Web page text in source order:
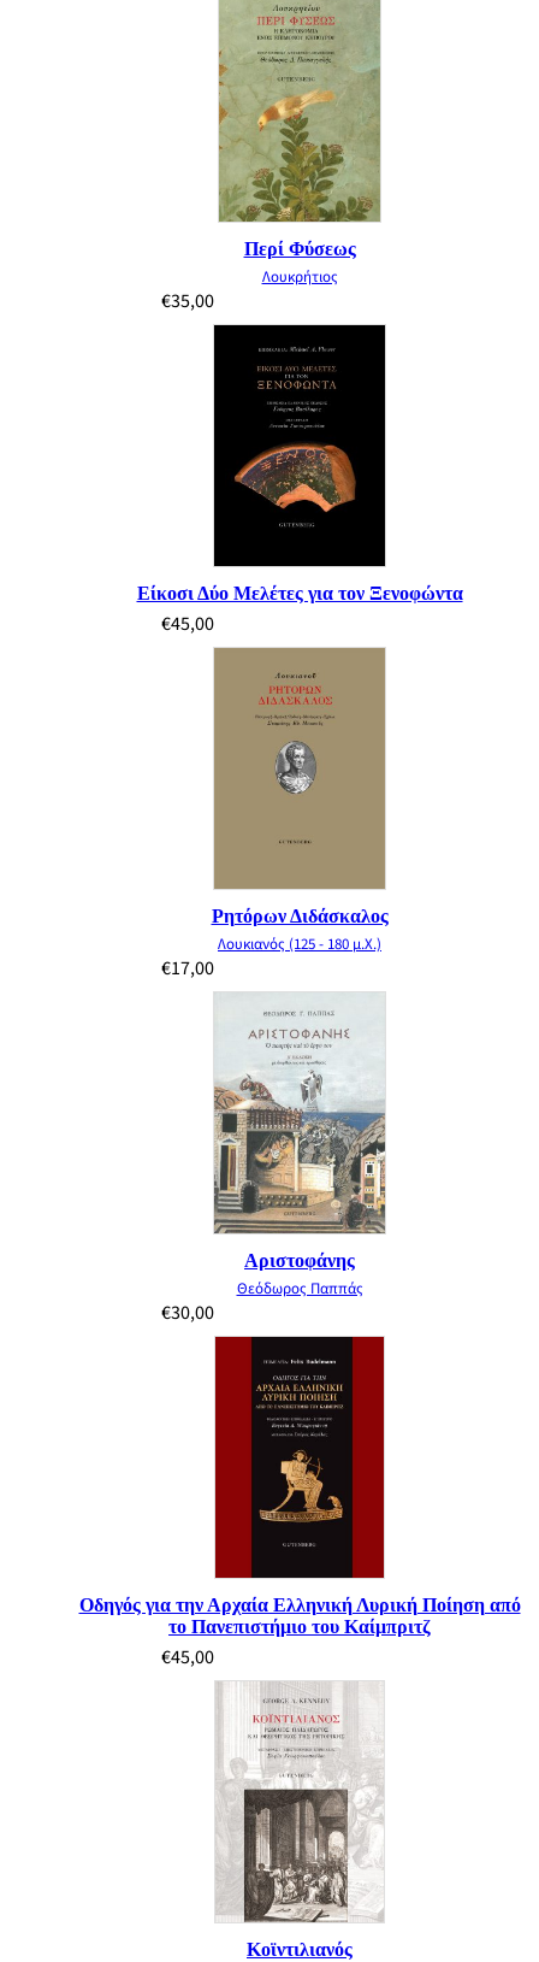
Περί Φύσεως
Λουκρήτιος
€35,00
Είκοσι Δύο Μελέτες για τον Ξενοφώντα
€45,00
Ρητόρων Διδάσκαλος
Λουκιανός (125 - 180 μ.Χ.)
€17,00
Αριστοφάνης
Θεόδωρος Παππάς
€30,00
Οδηγός για την Αρχαία Ελληνική Λυρική Ποίηση από
το Πανεπιστήμιο του Καίμπριτζ
€45,00
Κοϊντιλιανός